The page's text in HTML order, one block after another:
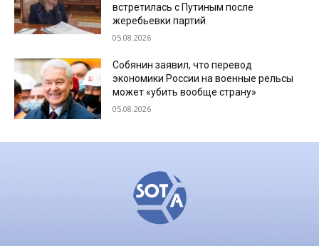
встретилась с Путиным после
жеребьевки партий
05.08.2026
Собянин заявил, что перевод
экономики России на военные рельсы
может «убить вообще страну»
05.08.2026